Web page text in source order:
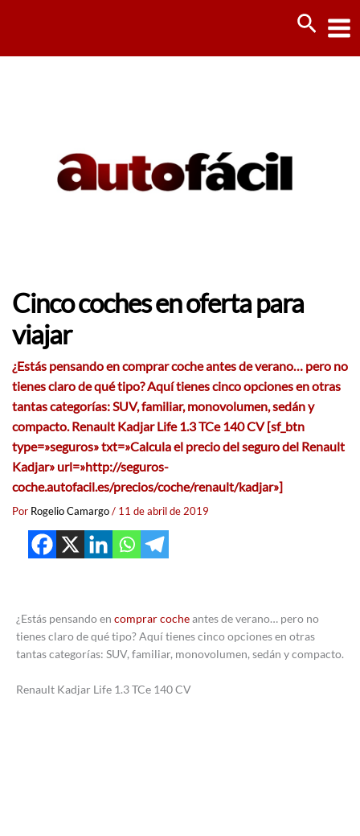
Cinco coches en oferta para
viajar
¿Estás pensando en comprar coche antes de verano… pero no
tienes claro de qué tipo? Aquí tienes cinco opciones en otras
tantas categorías: SUV, familiar, monovolumen, sedán y
compacto. Renault Kadjar Life 1.3 TCe 140 CV [sf_btn
type=»seguros» txt=»Calcula el precio del seguro del Renault
Kadjar» url=»http://seguros-
coche.autofacil.es/precios/coche/renault/kadjar»]
Por Rogelio Camargo/ 11 de abril de 2019
¿Estás pensando en comprar cocheantes de verano… pero no
tienes claro de qué tipo? Aquí tienes cinco opciones en otras
tantas categorías: SUV, familiar, monovolumen, sedán y compacto.
Renault Kadjar Life 1.3 TCe 140 CV